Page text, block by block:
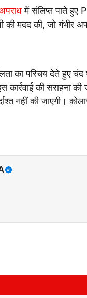
में संलिप्त पाते हुए
की मदद की, जो गंभीर
परिचय देते हुए चंद
कार्रवाई की सराहना
नहीं की जाएगी।